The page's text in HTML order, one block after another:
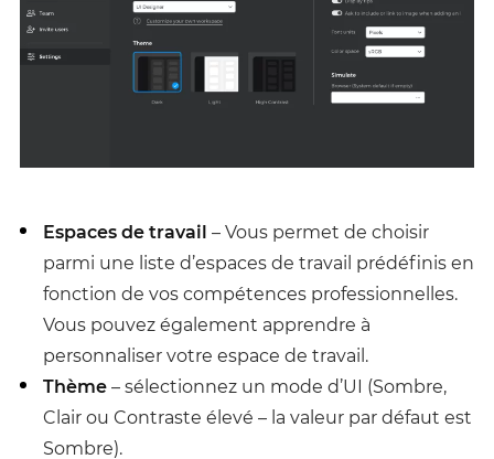
Espaces de travail – Vous permet de choisir
parmi une liste d’espaces de travail prédéfinis en
fonction de vos compétences professionnelles.
Vous pouvez également apprendre à
personnaliser votre espace de travail.
Thème– sélectionnez un mode d’UI (Sombre,
Clair ou Contraste élevé – la valeur par défaut est
Sombre).